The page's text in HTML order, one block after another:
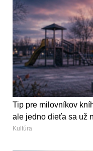
Tip pre milovníkov
ale jedno dieťa sa už
Kultúra